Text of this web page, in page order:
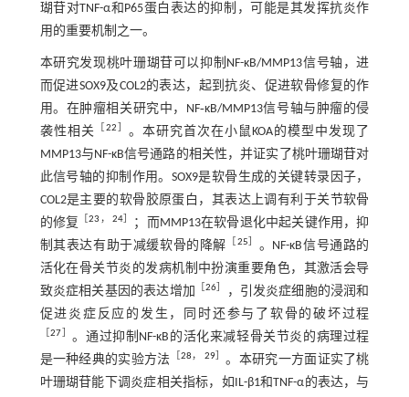
瑚苷对TNF-α和P65蛋白表达的抑制，可能是其发挥抗炎作
用的重要机制之一。
本研究发现桃叶珊瑚苷可以抑制NF-κB/MMP13信号轴，进
而促进SOX9及COL2的表达，起到抗炎、促进软骨修复的作
用。在肿瘤相关研究中，NF‑κB/MMP13信号轴与肿瘤的侵
袭性相关
22
。本研究首次在小鼠KOA的模型中发现了
MMP13与NF-κB信号通路的相关性，并证实了桃叶珊瑚苷对
此信号轴的抑制作用。SOX9是软骨生成的关键转录因子，
COL2是主要的软骨胶原蛋白，其表达上调有利于关节软骨
的修复
［23 ，24
；而MMP13在软骨退化中起关键作用，抑
制其表达有助于减缓软骨的降解
25
。NF-κB信号通路的
活化在骨关节炎的发病机制中扮演重要角色，其激活会导
致炎症相关基因的表达增加
［26
，引发炎症细胞的浸润和
促进炎症反应的发生，同时还参与了软骨的破坏过程
［27
。通过抑制NF-κB的活化来减轻骨关节炎的病理过程
是一种经典的实验方法
28， 29］ 。本研究一方面证实了桃
叶珊瑚苷能下调炎症相关指标，如IL-β1和TNF-α的表达，与